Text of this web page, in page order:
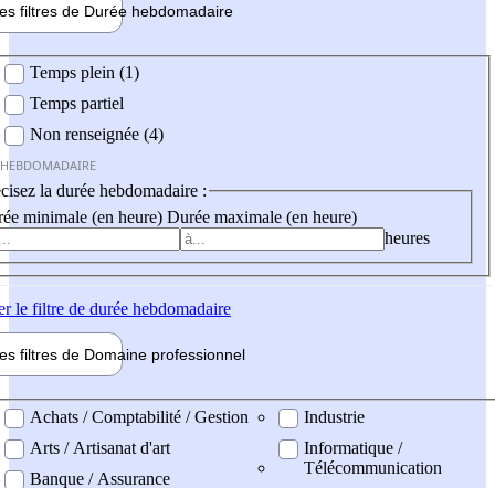
filtres de Durée hebdomadaire
Temps plein (1)
Temps partiel
Non renseignée (4)
la durée hebdomadaire :
minimale (en heure) Durée maximale (en heure)
heures
le filtre de durée hebdomadaire
filtres de Domaine professionnel
professionel
Achats / Comptabilité / Gestion
Arts / Artisanat d'art
Banque / Assurance
Industrie
Informatique /
Télécommunication